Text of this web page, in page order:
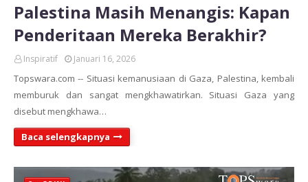
Palestina Masih Menangis: Kapan
Penderitaan Mereka Berakhir?
Inspiratif Januari 16, 2026
Topswara.com -- Situasi kemanusiaan di Gaza, Palestina, kembali
memburuk dan sangat mengkhawatirkan. Situasi Gaza yang
disebut mengkhawa…
Baca selengkapnya